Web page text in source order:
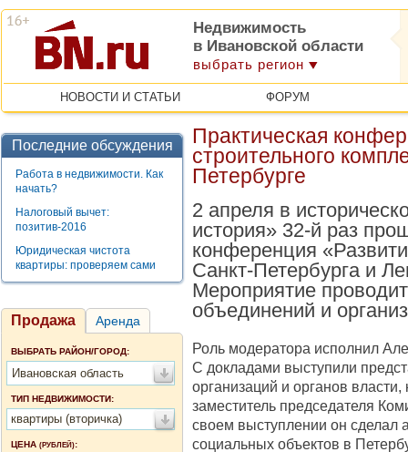
Недвижимость
в Ивановской области
выбрать регион
НОВОСТИ И СТАТЬИ ФОРУМ
Последние обсуждения
Работа в недвижимости. Как
начать?
Налоговый вычет:
позитив-2016
Юридическая чистота
квартиры: проверяем сами
Продажа Аренда
ВЫБРАТЬ РАЙОН/ГОРОД:
Ивановская область
ТИП НЕДВИЖИМОСТИ:
квартиры (вторичка)
ЦЕНА (РУБЛЕЙ):
Практическая
строительного
Петербурге
2 апреля в
история» 32-й раз
конференция
Санкт-Петербурга и
Мероприятие
объединений и
Роль модератора исполнил
С докладами выступили
организаций и органов
заместитель председателя
своем выступлении он сделал
социальных объектов в